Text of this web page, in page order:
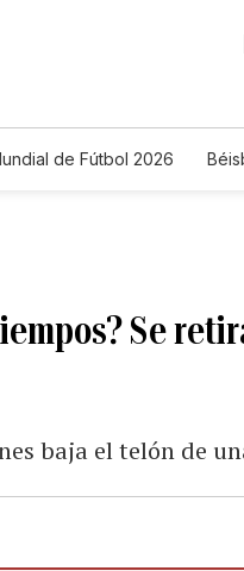
de Fútbol 2026
Se
baja el telón de